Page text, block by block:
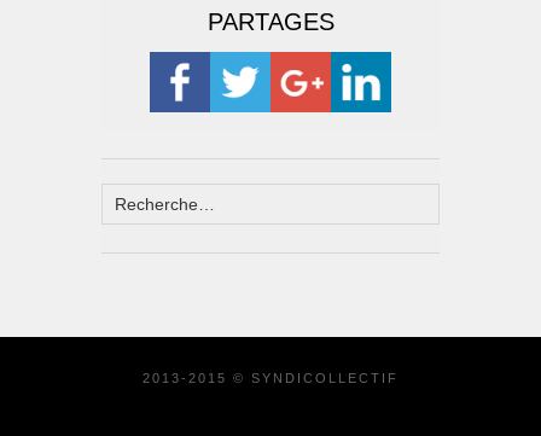
PARTAGES
2013-2015 © SYNDICOLLECTIF